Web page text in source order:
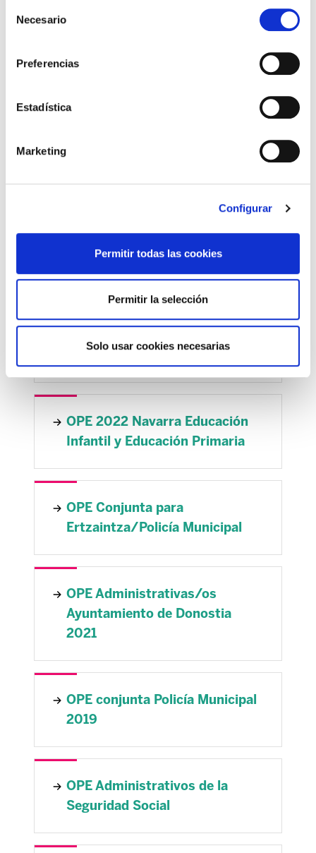
Necesario
Preferencias
Estadística
Marketing
Configurar
Permitir todas las cookies
Permitir la selección
Solo usar cookies necesarias
Formación Profesional (2023)
OPE Osakidetza 20 + 21 + 22 +
Estado 2024
OPE 2022 Navarra Educación
Infantil y Educación Primaria
OPE Conjunta para
Ertzaintza/Policía Municipal
OPE Administrativas/os
Ayuntamiento de Donostia
2021
OPE conjunta Policía Municipal
2019
OPE Administrativos de la
Seguridad Social